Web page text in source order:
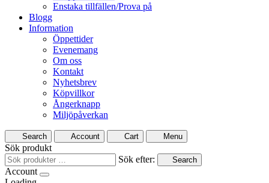
Enstaka tillfällen/Prova på
Blogg
Information
Öppettider
Evenemang
Om oss
Kontakt
Nyhetsbrev
Köpvillkor
Ångerknapp
Miljöpåverkan
Search Account Cart Menu
Sök produkt
Sök efter:
Search
Account